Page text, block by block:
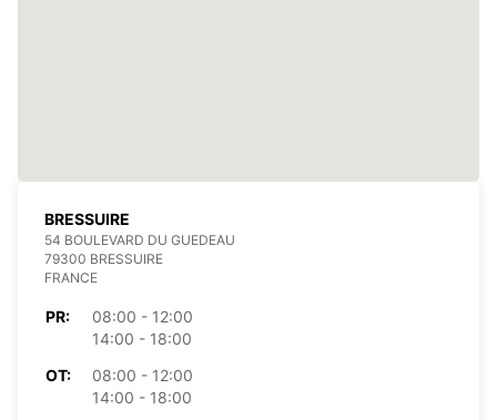
BRESSUIRE
54 BOULEVARD DU GUEDEAU
79300 BRESSUIRE
FRANCE
PR:
08:00 - 12:00
14:00 - 18:00
OT:
08:00 - 12:00
14:00 - 18:00